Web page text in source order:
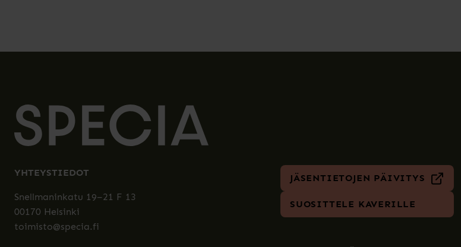
YHTEYSTIEDOT
Snellmaninkatu 19–21 F 13
00170 Helsinki
toimisto@specia.fi
JÄSENTIETOJEN PÄIVITYS
SUOSITTELE KAVERILLE